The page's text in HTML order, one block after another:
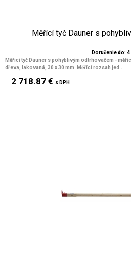
Měřící tyč Dauner s
Doručenie do: 4
Měřící tyč Dauner s pohyblivým odtrhovačem -
dřeva, lakovaná, 30 x 30 mm. Měřící rozsah jed...
2 718.87 € s DPH